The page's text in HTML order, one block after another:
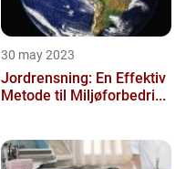
30 may 2023
Jordrensning: En Effektiv
Metode til Miljøforbedri...